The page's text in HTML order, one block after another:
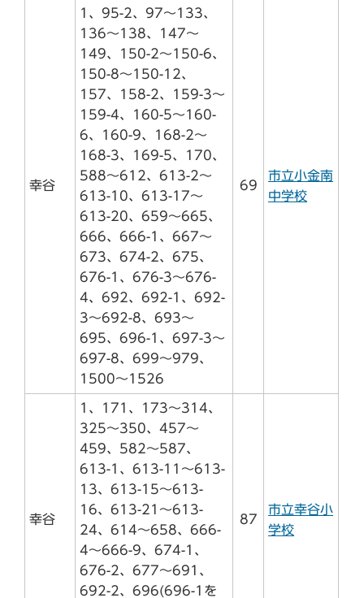
幸谷
1、95-2、97～133、
136～138、147～
149、150-2～150-6、
150-8～150-12、
157、158-2、159-3～
159-4、160-5～160-
6、160-9、168-2～
168-3、169-5、170、
588～612、613-2～
613-10、613-17～
613-20、659～665、
666、666-1、667～
673、674-2、675、
676-1、676-3～676-
4、692、692-1、692-
3～692-8、693～
695、696-1、697-3～
697-8、699～979、
1500～1526
69
市立小金南
中学校
幸谷
1、171、173～314、
325～350、457～
459、582～587、
613-1、613-11～613-
13、613-15～613-
16、613-21～613-
24、614～658、666-
4～666-9、674-1、
676-2、677～691、
692-2、696(696-1を
87
市立幸谷小
学校